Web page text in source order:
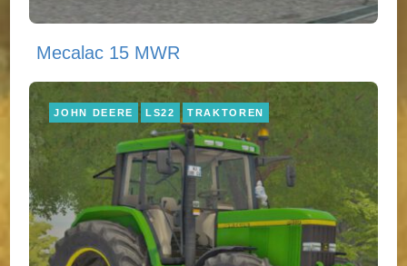
Mecalac 15 MWR
JOHN DEERE LS22 TRAKTOREN